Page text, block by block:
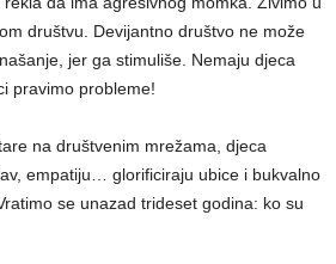
društvu. Devijantno društvo ne može
jer ga stimuliše. Nemaju djeca
pravimo probleme!
na društvenim mrežama, djeca
empatiju… glorificiraju ubice i bukvalno
se unazad trideset godina: ko su